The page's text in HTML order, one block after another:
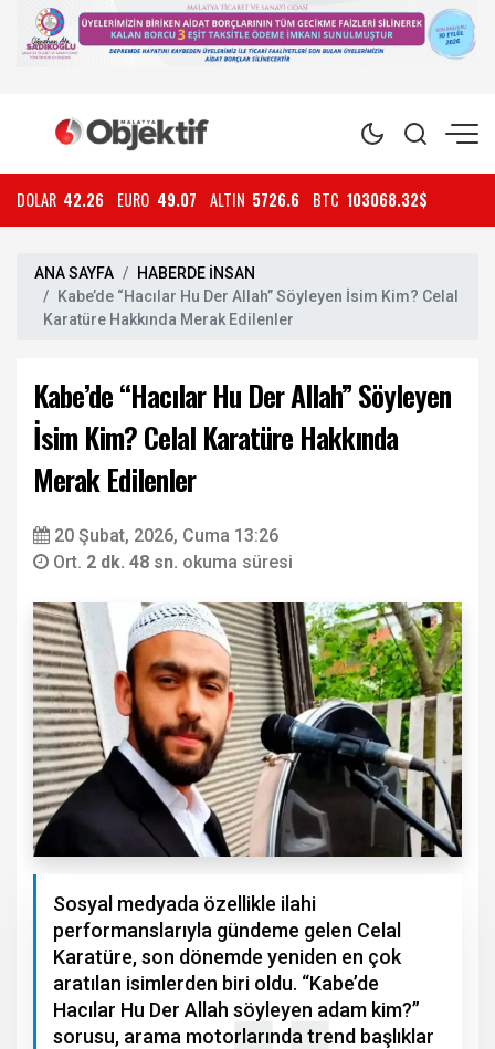
DOLAR 42.26 EURO 49.07 ALTIN 5726.6 BTC 103068.32$
ANA SAYFA
HABERDE İNSAN
Kabe’de “Hacılar Hu Der Allah” Söyleyen İsim Kim? Celal
Karatüre Hakkında Merak Edilenler
Kabe’de “Hacılar Hu Der Allah” Söyleyen
İsim Kim? Celal Karatüre Hakkında
Merak Edilenler
20 Şubat, 2026, Cuma 13:26
Ort. 2 dk. 48 sn. okuma süresi
Sosyal medyada özellikle ilahi
performanslarıyla gündeme gelen Celal
Karatüre, son dönemde yeniden en çok
aratılan isimlerden biri oldu. “Kabe’de
Hacılar Hu Der Allah söyleyen adam kim?”
sorusu, arama motorlarında trend başlıklar